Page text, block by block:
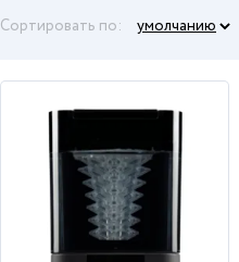
Сортировать по: